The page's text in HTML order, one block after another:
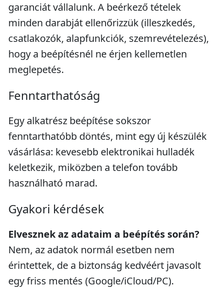
garanciát vállalunk. A beérkező tételek
minden darabját ellenőrizzük (illeszkedés,
csatlakozók, alapfunkciók, szemrevételezés),
hogy a beépítésnél ne érjen kellemetlen
meglepetés.
Fenntarthatóság
Egy alkatrész beépítése sokszor
fenntarthatóbb döntés, mint egy új készülék
vásárlása: kevesebb elektronikai hulladék
keletkezik, miközben a telefon tovább
használható marad.
Gyakori kérdések
Elvesznek az adataim a beépítés során?
Nem, az adatok normál esetben nem
érintettek, de a biztonság kedvéért javasolt
egy friss mentés (Google/iCloud/PC).